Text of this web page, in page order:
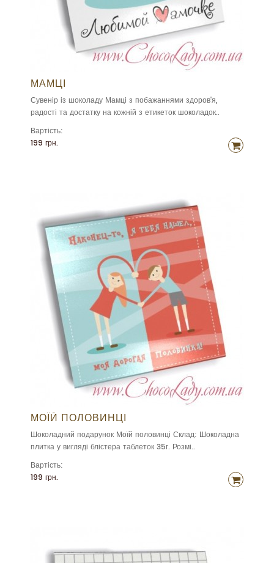
МАМЦІ
Сувенір із шоколаду Мамці з побажаннями здоров'я,
радості та достатку на кожній з етикеток шоколадок..
Вартість:
199 грн.
МОЇЙ ПОЛОВИНЦІ
Шоколадний подарунок Моїй половинці Склад: Шоколадна
плитка у вигляді блістера таблеток 35г. Розмі..
Вартість:
199 грн.